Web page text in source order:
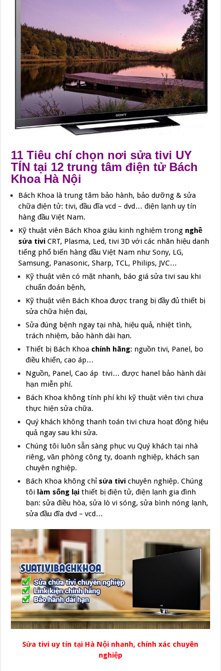
11 Tiêu chí chọn nơi sửa tivi UY
TÍN tại 12 trung tâm điện tử Bách
Khoa Hà Nội
Bách Khoa là trung tâm bảo hành, bảo dưỡng & sửa
chữa điện tử: tivi, đầu đĩa vcd – dvd… điện lạnh uy tín
hàng đầu Việt Nam.
Kỹ thuật viên Bách Khoa giàu kinh nghiệm trong nghề
sửa tivi CRT, Plasma, Led, tivi 3D với các nhãn hiệu danh
tiếng phổ biến hàng đầu Việt Nam như Sony, LG,
Samsung, Panasonic, Sharp, TCL, Philips, JVC…
Kỹ thuật viên có mặt nhanh, báo giá sửa tivi sau khi
chuẩn đoán bệnh,
Kỹ thuật viên Bách Khoa được trang bị đầy đủ thiết bị
sửa chữa hiện đại,
Sửa đúng bệnh ngay tại nhà, hiệu quả, nhiệt tình,
trách nhiệm, bảo hành dài hạn.
Thiết bị Bách Khoa chính hãng: nguồn tivi, Panel, bo
điều khiển, cao áp…
Nguồn, Panel, Cao áp tivi… được hanel bảo hành dài
hạn miễn phí.
Bách Khoa không tính phí khi kỹ thuật viên tivi chưa
thực hiện sửa chữa.
Quý khách không thanh toán tivi chưa hoạt động hiệu
quả ngay sau khi sửa.
Chúng tôi luôn sẵn sàng phục vụ Quý khách tại nhà
riêng, văn phòng công ty, doanh nghiệp, khách sạn
chuyên nghiệp.
Bách Khoa không chỉ sửa tivi chuyên nghiệp. Chúng
tôi làm sống lại thiết bị điện tử, điện lạnh gia đình
bạn: sửa điều hòa, sửa lò vi sóng, sửa bình nóng lạnh,
sửa đầu đĩa dvd – vcd…
Sửa tivi uy tín tại Hà Nội nhanh, chính xác chuyên
nghiệp